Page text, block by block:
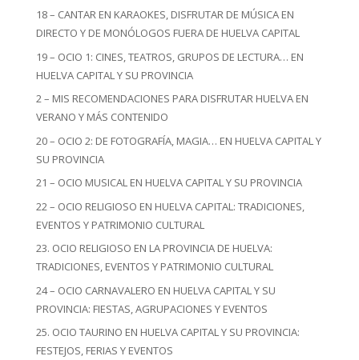
18 – CANTAR EN KARAOKES, DISFRUTAR DE MÚSICA EN
DIRECTO Y DE MONÓLOGOS FUERA DE HUELVA CAPITAL
19 – OCIO 1: CINES, TEATROS, GRUPOS DE LECTURA… EN
HUELVA CAPITAL Y SU PROVINCIA
2 – MIS RECOMENDACIONES PARA DISFRUTAR HUELVA EN
VERANO Y MÁS CONTENIDO
20 – OCIO 2: DE FOTOGRAFÍA, MAGIA… EN HUELVA CAPITAL Y
SU PROVINCIA
21 – OCIO MUSICAL EN HUELVA CAPITAL Y SU PROVINCIA
22 – OCIO RELIGIOSO EN HUELVA CAPITAL: TRADICIONES,
EVENTOS Y PATRIMONIO CULTURAL
23. OCIO RELIGIOSO EN LA PROVINCIA DE HUELVA:
TRADICIONES, EVENTOS Y PATRIMONIO CULTURAL
24 – OCIO CARNAVALERO EN HUELVA CAPITAL Y SU
PROVINCIA: FIESTAS, AGRUPACIONES Y EVENTOS
25. OCIO TAURINO EN HUELVA CAPITAL Y SU PROVINCIA:
FESTEJOS, FERIAS Y EVENTOS